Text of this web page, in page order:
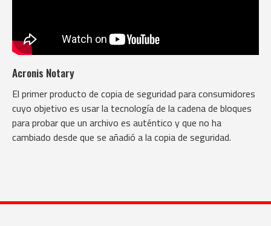
Acronis Notary
El primer producto de copia de seguridad para consumidores
cuyo objetivo es usar la tecnología de la cadena de bloques
para probar que un archivo es auténtico y que no ha
cambiado desde que se añadió a la copia de seguridad.